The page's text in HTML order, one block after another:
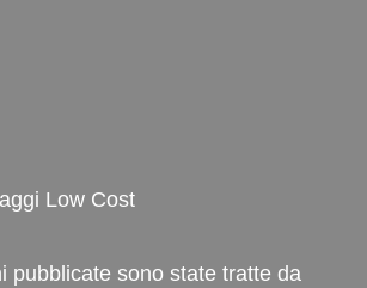
Low Cost
pubblicate sono state tratte da